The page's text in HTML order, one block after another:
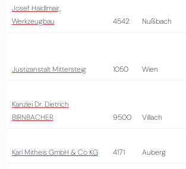
Josef Haidlmair,
Werkzeugbau
4542 Nußbach
Justizanstalt Mittersteig 1050 Wien
Kanzlei Dr. Dietrich
BIRNBACHER
9500 Villach
Karl Mitheis GmbH & Co KG 4171 Auberg